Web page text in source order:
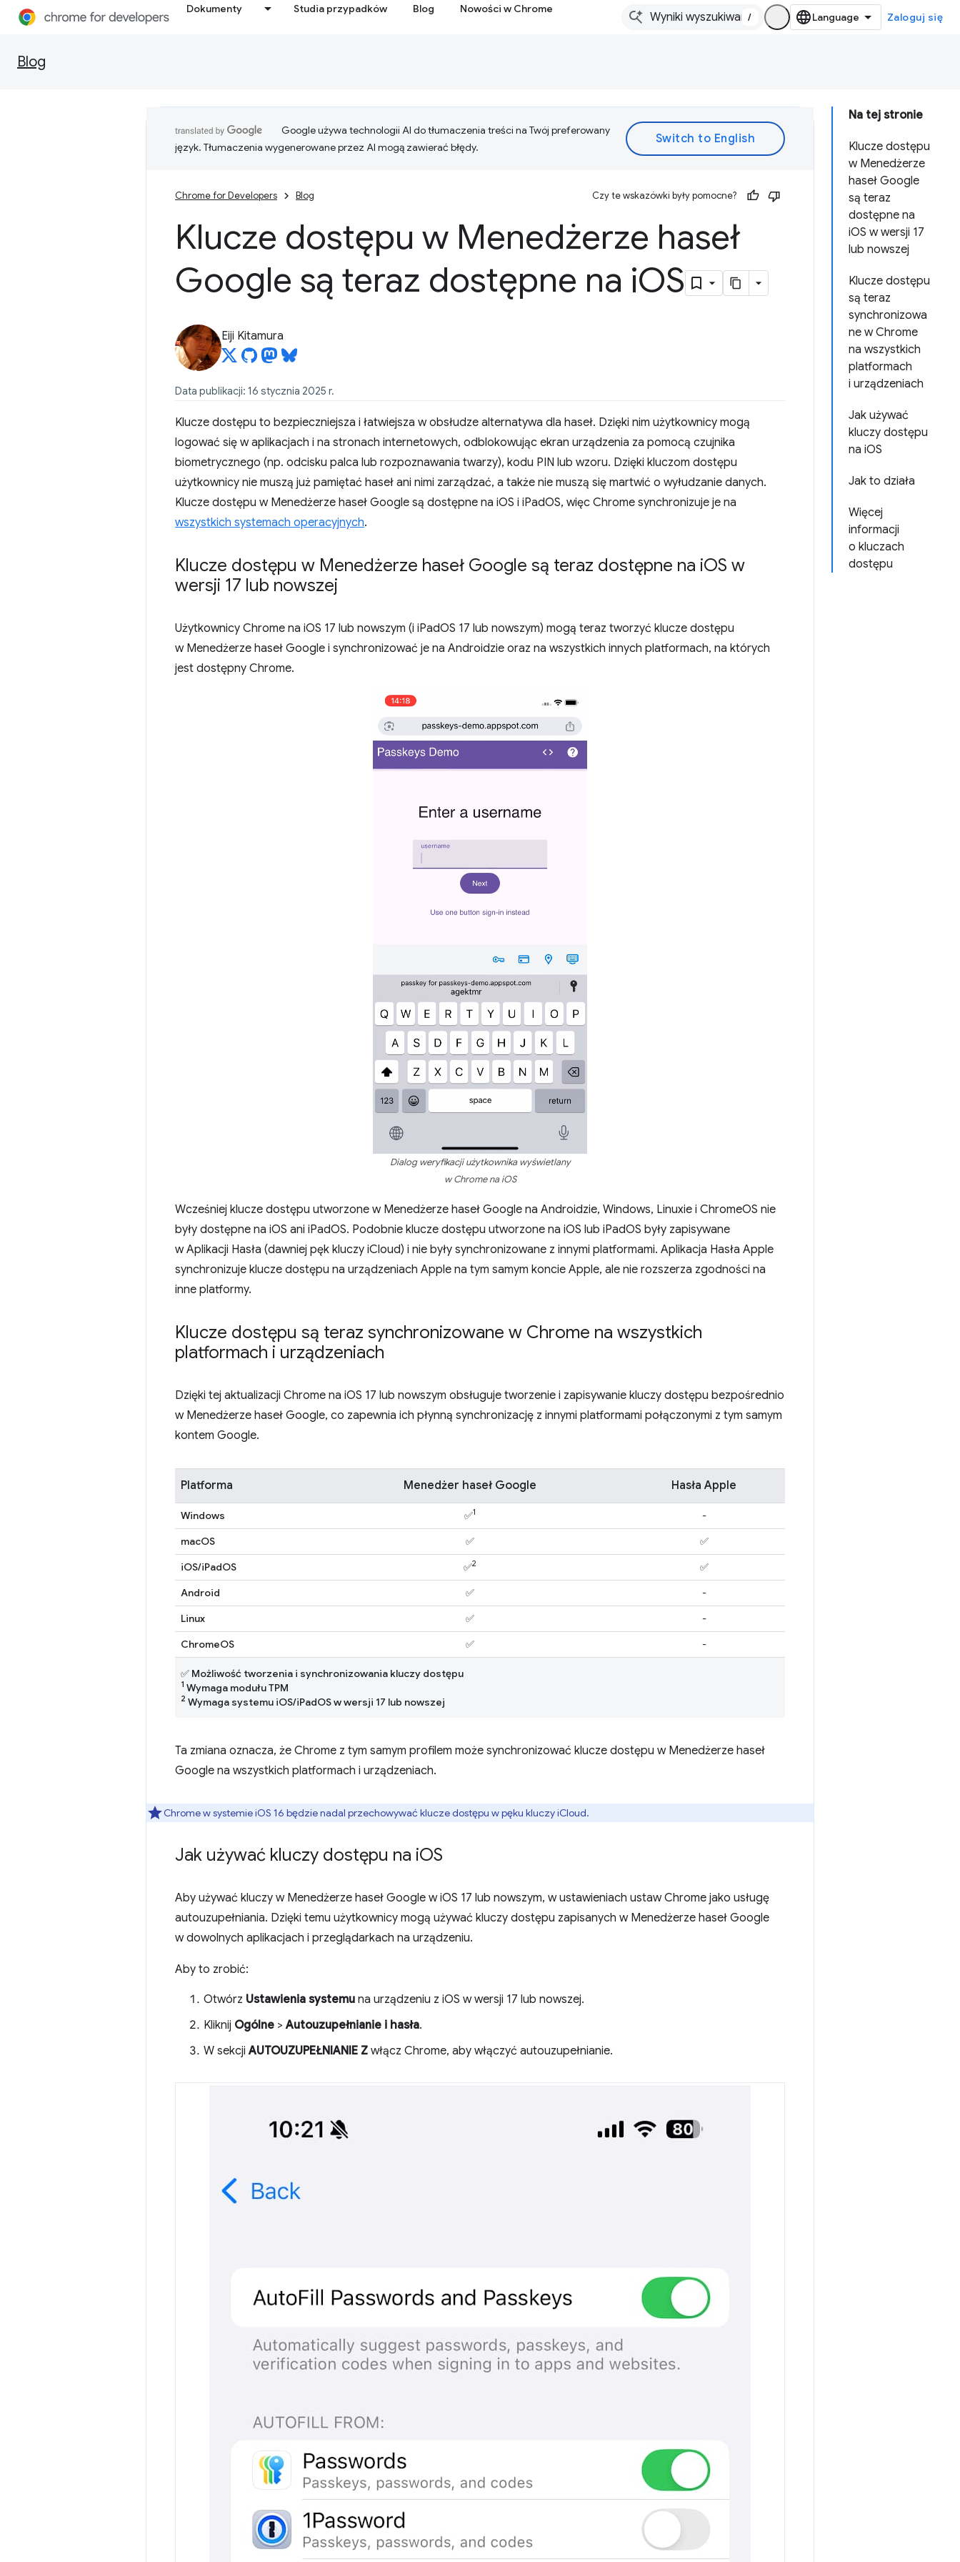
Dokumenty Studia przypadków Blog Nowości w Chrome
/ Zaloguj się
Blog
Na tej stronie
Klucze dostępu
w Menedżerze
haseł Google
są teraz
dostępne na
iOS w wersji 17
lub nowszej
Klucze dostępu
są teraz
synchronizowa
ne w Chrome
na wszystkich
platformach
i urządzeniach
Jak używać
kluczy dostępu
na iOS
Jak to działa
Więcej
informacji
o kluczach
dostępu
Google używa technologii AI do tłumaczenia treści na Twój preferowany
język. Tłumaczenia wygenerowane przez AI mogą zawierać błędy.
Chrome for Developers Blog Czy te wskazówki były pomocne?
Klucze dostępu w Menedżerze haseł
Google są teraz dostępne na iOS
Eiji Kitamura
Data publikacji: 16 stycznia 2025 r.
Klucze dostępu to bezpieczniejsza i łatwiejsza w obsłudze alternatywa dla haseł. Dzięki nim użytkownicy mogą
logować się w aplikacjach i na stronach internetowych, odblokowując ekran urządzenia za pomocą czujnika
biometrycznego (np. odcisku palca lub rozpoznawania twarzy), kodu PIN lub wzoru. Dzięki kluczom dostępu
użytkownicy nie muszą już pamiętać haseł ani nimi zarządzać, a także nie muszą się martwić o wyłudzanie danych.
Klucze dostępu w Menedżerze haseł Google są dostępne na iOS i iPadOS, więc Chrome synchronizuje je na
wszystkich systemach operacyjnych.
Klucze dostępu w Menedżerze haseł Google są teraz dostępne na iOS w
wersji 17 lub nowszej
Użytkownicy Chrome na iOS 17 lub nowszym (i iPadOS 17 lub nowszym) mogą teraz tworzyć klucze dostępu
w Menedżerze haseł Google i synchronizować je na Androidzie oraz na wszystkich innych platformach, na których
jest dostępny Chrome.
Dialog weryfikacji użytkownika wyświetlany
w Chrome na iOS
Wcześniej klucze dostępu utworzone w Menedżerze haseł Google na Androidzie, Windows, Linuxie i ChromeOS nie
były dostępne na iOS ani iPadOS. Podobnie klucze dostępu utworzone na iOS lub iPadOS były zapisywane
w Aplikacji Hasła (dawniej pęk kluczy iCloud) i nie były synchronizowane z innymi platformami. Aplikacja Hasła Apple
synchronizuje klucze dostępu na urządzeniach Apple na tym samym koncie Apple, ale nie rozszerza zgodności na
inne platformy.
Klucze dostępu są teraz synchronizowane w Chrome na wszystkich
platformach i urządzeniach
Dzięki tej aktualizacji Chrome na iOS 17 lub nowszym obsługuje tworzenie i zapisywanie kluczy dostępu bezpośrednio
w Menedżerze haseł Google, co zapewnia ich płynną synchronizację z innymi platformami połączonymi z tym samym
kontem Google.
Platforma Menedżer haseł Google Hasła Apple
Windows ✅1
-
macOS
✅
✅
iOS/iPadOS
✅2
✅
Android
✅
-
Linux
✅
-
ChromeOS
✅ -
✅ Możliwość tworzenia i synchronizowania kluczy dostępu
1 Wymaga modułu TPM
2 Wymaga systemu iOS/iPadOS w wersji 17 lub nowszej
Ta zmiana oznacza, że Chrome z tym samym profilem może synchronizować klucze dostępu w Menedżerze haseł
Google na wszystkich platformach i urządzeniach.
Chrome w systemie iOS 16 będzie nadal przechowywać klucze dostępu w pęku kluczy iCloud.
Jak używać kluczy dostępu na iOS
Aby używać kluczy w Menedżerze haseł Google w iOS 17 lub nowszym, w ustawieniach ustaw Chrome jako usługę
autouzupełniania. Dzięki temu użytkownicy mogą używać kluczy dostępu zapisanych w Menedżerze haseł Google
w dowolnych aplikacjach i przeglądarkach na urządzeniu.
Aby to zrobić:
Otwórz Ustawienia systemu na urządzeniu z iOS w wersji 17 lub nowszej.
Kliknij Ogólne >Autouzupełnianie i hasła.
W sekcjiAUTOUZUPEŁNIANIE Z włącz Chrome, aby włączyć autouzupełnianie.